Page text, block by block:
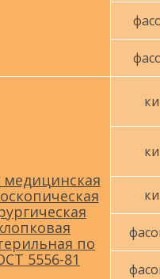
медицинская
по
5556-81